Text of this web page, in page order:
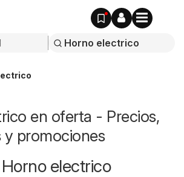
en oferta - Precios,
promociones
electrico